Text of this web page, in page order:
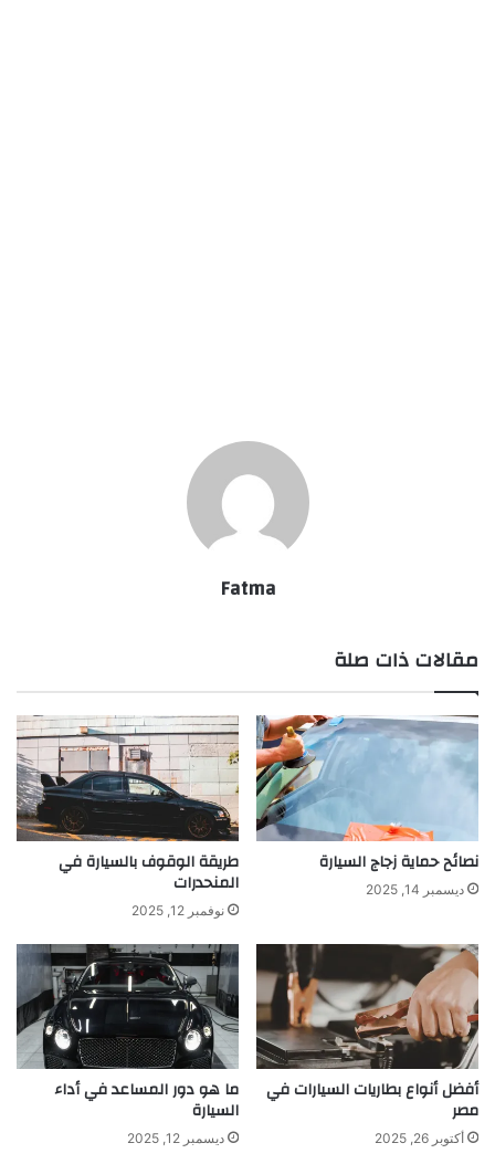
Fatma
مقالات ذات صلة
نصائح حماية زجاج السيارة
ديسمبر 14, 2025
طريقة الوقوف بالسيارة في
المنحدرات
نوفمبر 12, 2025
أفضل أنواع بطاريات السيارات في
مصر
أكتوبر 26, 2025
ما هو دور المساعد في أداء
السيارة
ديسمبر 12, 2025